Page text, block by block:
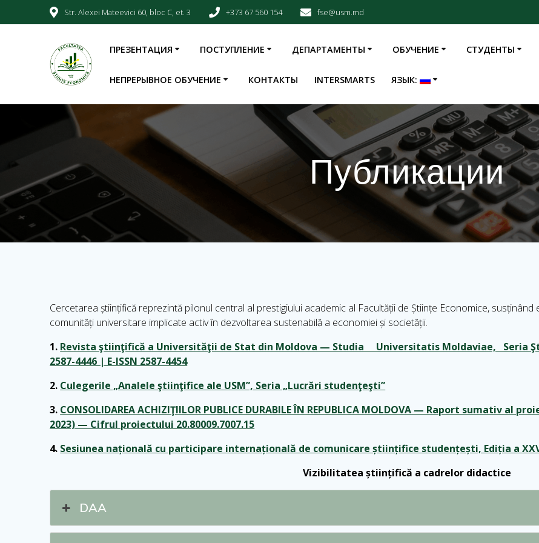
Str. Alexei Mateevici 60, bloc C, et. 3 +373 67 560 154 fse@usm.md
ПРЕЗЕНТАЦИЯ ПОСТУПЛЕНИЕ ДЕПАРТАМЕНТЫ ОБУЧЕНИЕ СТУДЕНТЫ
НЕПРЕРЫВНОЕ ОБУЧЕНИЕ КОНТАКТЫ INTERSMARTS ЯЗЫК:
Публикации
Cercetarea științifică reprezintă pilonul central al prestigiului academic al Facultății de Științe Economice,
comunități universitare implicate activ în dezvoltarea sustenabilă a economiei și societății.
1. Revista ştiinţifică a Universităţii de Stat din Moldova — Studia Universitatis Moldaviae, Seria
2587-4446 | E-ISSN 2587-4454
2. Culegerile „Analele ştiinţifice ale USM”, Seria „Lucrări studenţeşti”
3. CONSOLIDAREA ACHIZIŢIILOR PUBLICE DURABILE ÎN REPUBLICA MOLDOVA — Raport sumativ al
2023) — Cifrul proiectului 20.80009.7007.15
4. Sesiunea națională cu participare internațională de comunicare științifice studențești, Ediția a
Vizibilitatea științifică a cadrelor didactice
DAA